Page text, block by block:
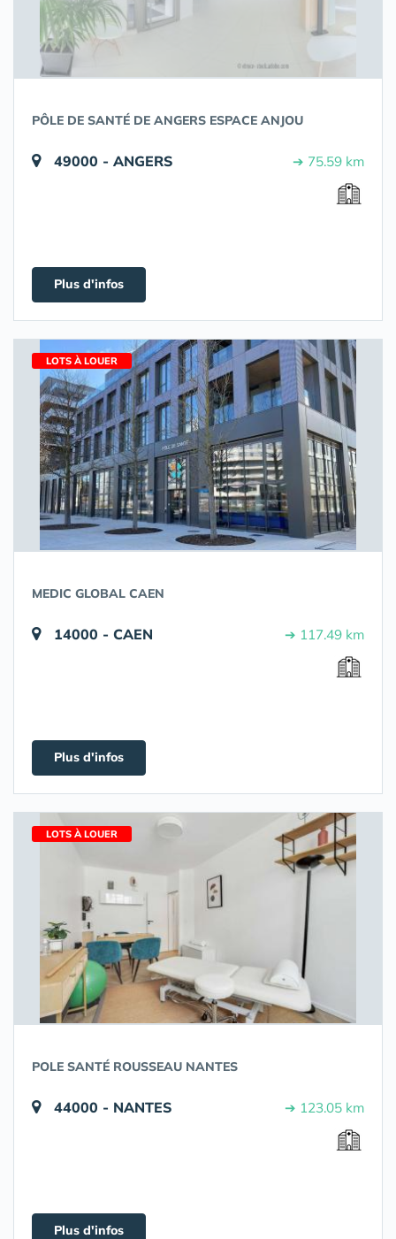
PÔLE DE SANTÉ DE ANGERS ESPACE ANJOU
49000 - ANGERS ➔ 75.59 km
Plus d'infos
LOTS À LOUER
MEDIC GLOBAL CAEN
14000 - CAEN ➔ 117.49 km
Plus d'infos
LOTS À LOUER
POLE SANTÉ ROUSSEAU NANTES
44000 - NANTES ➔ 123.05 km
Plus d'infos